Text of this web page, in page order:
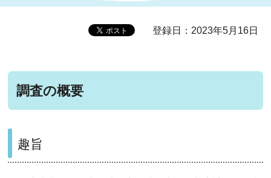
登録日：2023年5月16日
調査の概要
趣旨